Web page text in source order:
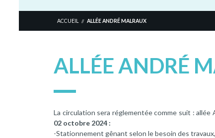
ACCUEIL // ALLÉE ANDRÉ MALRAUX
ALLÉE ANDRÉ
La circulation sera réglementée comme suit : allée
02 octobre 2024 :
-Stationnement gênant selon le besoin des travaux,